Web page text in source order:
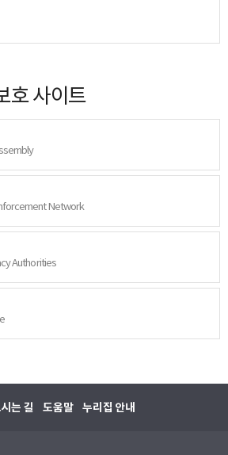
호 사이트
Network
Authorities
는 길 도움말 누리집 안내